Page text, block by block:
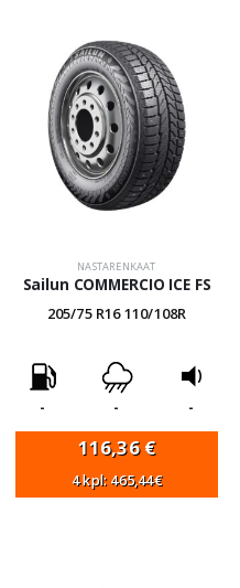
NASTARENKAAT
Sailun COMMERCIO ICE FS
205/75 R16 110/108R
- - -
116,36€
4 kpl: 465,44€